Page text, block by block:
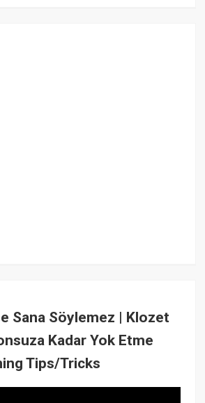
Sana Söylemez | Klozet
Kadar Yok Etme
Tips/Tricks